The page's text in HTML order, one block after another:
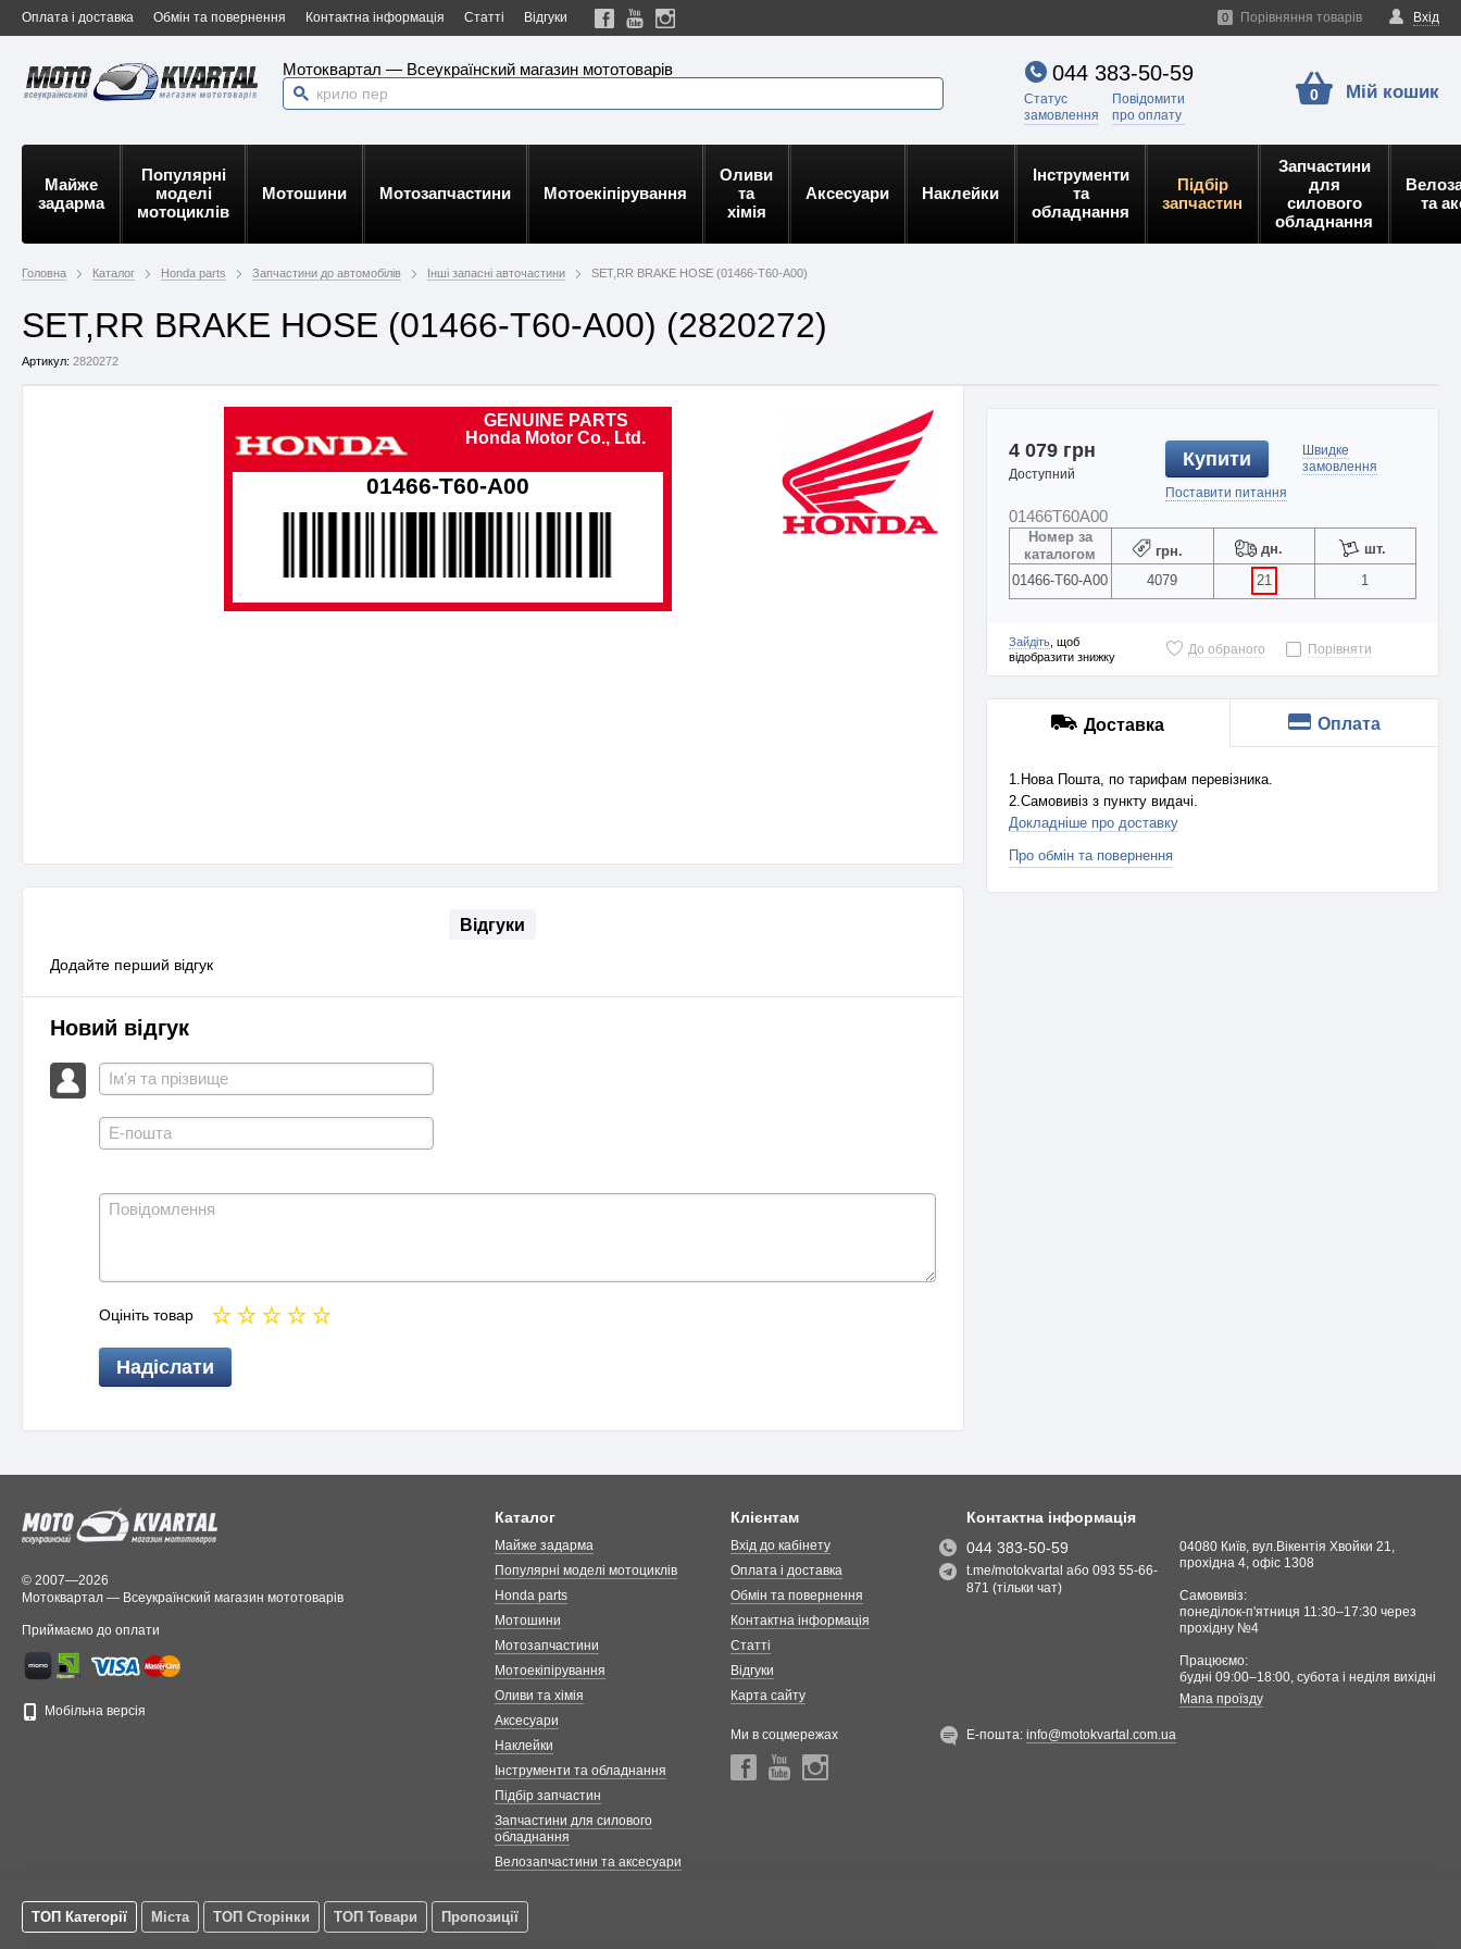
Оплата і доставка Обмін та повернення Контактна інформація Статті Відгуки Вхід
0 Порівняння товарів
Мотоквартал — Всеукраїнский магазин мототоварів 044 383-50-59
Статус
замовлення
Повідомити
про оплату
0 Мій кошик
Майже
задарма
Популярні
моделі
мотоциклів
Мотошини Мотозапчастини Мотоекіпірування
Оливи
та
хімія
Аксесуари Наклейки
Інструменти
та
обладнання
Підбір
запчастин
Запчастини
для
силового
обладнання
та
Головна Каталог Honda parts Запчастини до автомобілів Інші запасні авточастини SET,RR BRAKE HOSE (01466-T60-A00)
SET,RR BRAKE HOSE (01466-T60-A00) (2820272)
Артикул: 2820272
GENUINE PARTS
Honda Motor Co., Ltd.
01466-T60-A00
Відгуки
Додайте перший відгук
Новий відгук
Оцініть товар
Надіслати
4 079 грн
Доступний
Купити
Поставити питання
Швидке
замовлення
01466T60A00
Номер за
каталогом
грн. дн.
шт.
01466-T60-A00
4079 21 1
Зайдіть, щоб
відобразити знижку
До обраного Порівняти
Доставка Оплата
1.Нова Пошта, по тарифам перевізника.
2.Самовивіз з пункту видачі.
Докладніше про доставку
Про обмін та повернення
© 2007—2026
Мотоквартал — Всеукраїнский магазин мототоварів
Приймаємо до оплати
Мобільна версія
Каталог
Майже задарма
Популярні моделі мотоциклів
Honda parts
Мотошини
Мотозапчастини
Мотоекіпірування
Оливи та хімія
Аксесуари
Наклейки
Інструменти та обладнання
Підбір запчастин
Запчастини для силового
обладнання
Велозапчастини та аксесуари
Клієнтам
Вхід до кабінету
Оплата і доставка
Обмін та повернення
Контактна інформація
Статті
Відгуки
Карта сайту
Ми в соцмережах
Контактна інформація
044 383-50-59
t.me/motokvartal або 093 55-66-
871 (тільки чат)
04080 Київ, вул.Вікентія Хвойки 21,
прохідна 4, офіс 1308
Самовивіз:
понеділок-п'ятниця 11:30–17:30 через
прохідну №4
Працюємо:
будні 09:00–18:00, cубота і неділя вихідні
Мапа проїзду
Е-пошта:info@motokvartal.com.ua
ТОП Категорії Міста ТОП Сторінки ТОП Товари Пропозиції